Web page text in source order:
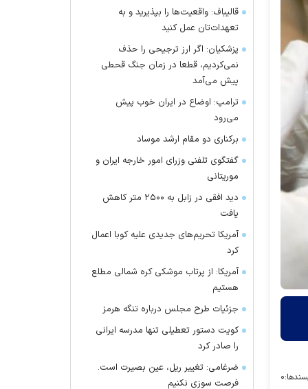
۰
قالیباف: واقعیت‌ها را بپذیرید و به
تعهدات‌تان عمل کنید
پزشکیان: اگر ارز ترجیحی را حذف
نمی‌کردیم، قطعا در زمان جنگ قحطی
پیش می‌آمد
ترامپ: اوضاع در ایران خوب پیش
می‌رود
برکناری دو مقام ارشد موساد
گفتگوی تلفنی وزرای امور خارجه ایران و
موریتانی
دید افقی در زابل به ۲۵۰۰ متر کاهش
یافت
آمریکا تحریم‌های جدیدی علیه کوبا اعمال
کرد
آمریکا: از پرتاب موشکی کره شمالی مطلع
هستیم
جزئیات طرح مجلس درباره تنگه هرمز
کویت دستور تعطیلی تنها مدرسه ایرانی
را صادر کرد
ضرغامی: تغییر ریل، عین بصیرت است.
فرصت سوزی نکنیم